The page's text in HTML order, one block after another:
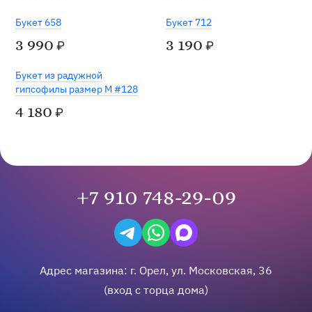
Букет 658
3 990 ₽
Букет 712
3 190 ₽
Букет из радужной
гипсофилы размер M #128
4 180 ₽
+7 910 748-29-09
Написать в Telegram
Написать на WhatsApp
Написать в Max
Адрес магазина: г. Орел, ул. Московская, 36
(вход с торца дома)